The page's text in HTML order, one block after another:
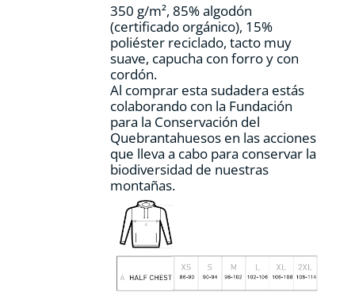
350 g/m², 85% algodón
(certificado orgánico), 15%
poliéster reciclado, tacto muy
suave, capucha con forro y con
cordón.
Al comprar esta sudadera estás
colaborando con la Fundación
para la Conservación del
Quebrantahuesos en las acciones
que lleva a cabo para conservar la
biodiversidad de nuestras
montañas.